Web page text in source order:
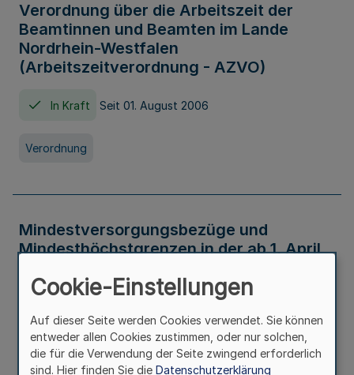
Verordnung über die Arbeitszeit der
Beamtinnen und Beamten im Lande
Nordrhein-Westfalen
(Arbeitszeitverordnung - AZVO)
In Kraft Seit 01. August 2006
Verordnung
Mindestversorgungsbezüge und
Mindesthöchstgrenzen in der ab 1. April
Verwaltungsvorschrift
Cookie-Einstellungen
Auf dieser Seite werden Cookies verwendet. Sie können
entweder allen Cookies zustimmen, oder nur solchen,
die für die Verwendung der Seite zwingend erforderlich
sind. Hier finden Sie die Datenschutzerklärung